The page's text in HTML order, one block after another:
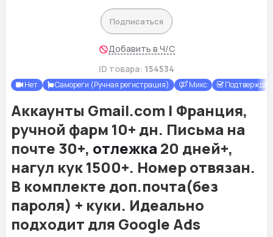
Подписаться
Добавить в Ч/С
ID товара: 154534
Нет Самореги (Ручная регистрация) Микс
Аккаунты Gmail.com | Франция,
ручной фарм 10+ дн. Письма на
почте 30+, отлежка 20 дней+,
нагул кук 1500+. Номер отвязан.
В комплекте доп.почта(без
пароля) + куки. Идеально
подходит для Google Ads